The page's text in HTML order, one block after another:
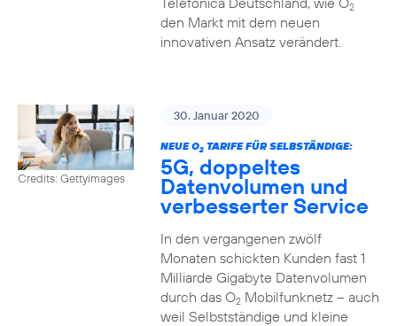
2
den Markt mit dem neuen
innovativen Ansatz verändert.
Credits: Gettyimages
30. Januar 2020
NEUE O2TARIFE FÜR SELBSTÄNDIGE:
5G, doppeltes
Datenvolumen und
verbesserter Service
In den vergangenen zwölf
Monaten schickten Kunden fast 1
Milliarde Gigabyte Datenvolumen
durch das O2Mobilfunknetz – auch
weil Selbstständige und kleine